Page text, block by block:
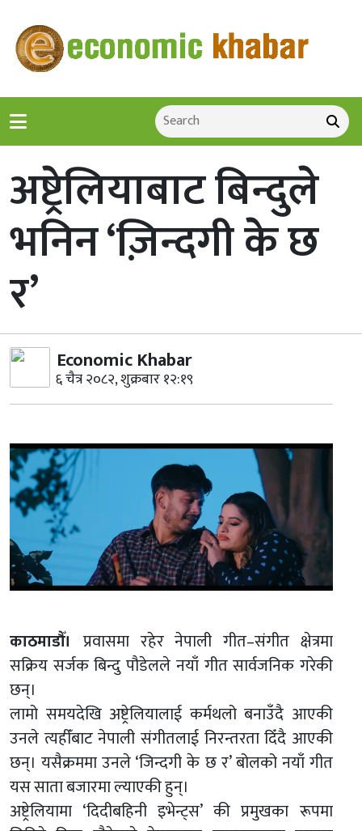
अष्ट्रेलियाबाट बिन्दुले
भनिन ‘ज़िन्दगी के छ
र’
Economic Khabar
६ चैत्र २०८२, शुक्रबार १२:१९
काठमाडौँ। प्रवासमा रहेर नेपाली गीत–संगीत क्षेत्रमा
सक्रिय सर्जक बिन्दु पौडेलले नयाँ गीत सार्वजनिक गरेकी
छन्।
लामो समयदेखि अष्ट्रेलियालाई कर्मथलो बनाउँदै आएकी
उनले त्यहीँबाट नेपाली संगीतलाई निरन्तरता दिँदै आएकी
छन्। यसैक्रममा उनले ‘जिन्दगी के छ र’ बोलको नयाँ गीत
यस साता बजारमा ल्याएकी हुन्।
अष्ट्रेलियामा ‘दिदीबहिनी इभेन्ट्स’ की प्रमुखका रूपमा